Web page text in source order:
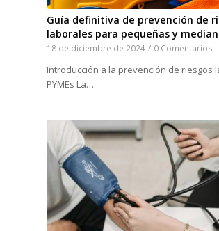
Guía definitiva de prevención de
laborales para pequeñas y
18 de diciembre de 2024 / 0 Comentarios
Introducción a la prevención de riesgos
PYMEs La…